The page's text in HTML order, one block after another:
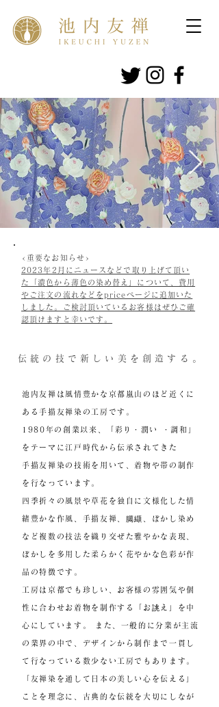
<重要なお知らせ>
2023年2月にニュースなどで取り上げて頂い
た「濃色から薄色の染め替え」について、費用
やご注文の流れなどをpriceページに追加いた
しました。ご検討頂いているお客様はぜひご確
認頂けますと幸いです。
伝統の技で新しい美を創造する。
池内友禅は風情豊かな京都嵐山のほど近くに
ある手描友禅染の工房です。
1980年の創業以来、「彩り・潤い ・調和」
をテーマに江戸時代から伝承されてきた
手描友禅染の技術を用いて、着物や帯の制作
を行なっています。
四季折々の風景や草花を独自に文様化した情
緒豊かな作風、手描友禅、臈纈、ぼかし染め
など複数の技法を織り交ぜた雅やかな表現、
ぼかしを多用した柔らかく花やかな色彩が作
品の特徴です。
工房は京都でも珍しい、お客様の雰囲気や個
性に合わせお着物を制作する「お誂え」を中
心にしています。 また、一般的に分業が主流
の業界の中で、デザインから制作まで一貫し
て行なっている数少ない工房でもあります。
「友禅染を通して日本の美しい心を伝える」
ことを理念に、古典的な伝統を大切にしなが